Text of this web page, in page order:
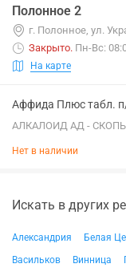
Полонное 2
г. Полонное, ул.
Закрыто. Пн-Вс:
На карте
Аффида Плюс табл.
АЛКАЛОИД АД -
Нет в наличии
Искать в других
Александрия Белая
Васильков
Винница